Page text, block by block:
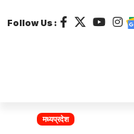
Follow Us :
मध्यप्रदेश